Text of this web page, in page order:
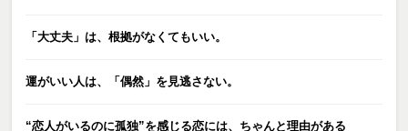
「大丈夫」は、根拠がなくてもいい。
運がいい人は、「偶然」を見逃さない。
“恋人がいるのに孤独”を感じる恋には、ちゃんと理由がある